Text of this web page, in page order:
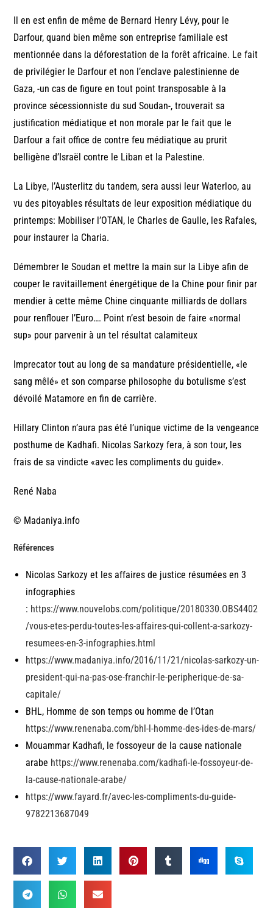
Il en est enfin de même de Bernard Henry Lévy, pour le
Darfour, quand bien même son entreprise familiale est
mentionnée dans la déforestation de la forêt africaine. Le fait
de privilégier le Darfour et non l’enclave palestinienne de
Gaza, -un cas de figure en tout point transposable à la
province sécessionniste du sud Soudan-, trouverait sa
justification médiatique et non morale par le fait que le
Darfour a fait office de contre feu médiatique au prurit
belligène d’Israël contre le Liban et la Palestine.
La Libye, l’Austerlitz du tandem, sera aussi leur Waterloo, au
vu des pitoyables résultats de leur exposition médiatique du
printemps: Mobiliser l’OTAN, le Charles de Gaulle, les Rafales,
pour instaurer la Charia.
Démembrer le Soudan et mettre la main sur la Libye afin de
couper le ravitaillement énergétique de la Chine pour finir par
mendier à cette même Chine cinquante milliards de dollars
pour renflouer l’Euro…. Point n’est besoin de faire «normal
sup» pour parvenir à un tel résultat calamiteux
Imprecator tout au long de sa mandature présidentielle, «le
sang mêlé» et son comparse philosophe du botulisme s’est
dévoilé Matamore en fin de carrière.
Hillary Clinton n’aura pas été l’unique victime de la vengeance
posthume de Kadhafi. Nicolas Sarkozy fera, à son tour, les
frais de sa vindicte «avec les compliments du guide».
René Naba
© Madaniya.info
Références
Nicolas Sarkozy et les affaires de justice résumées en 3
infographies
: https://www.nouvelobs.com/politique/20180330.OBS4402
/vous-etes-perdu-toutes-les-affaires-qui-collent-a-sarkozy-
resumees-en-3-infographies.html
https://www.madaniya.info/2016/11/21/nicolas-sarkozy-un-
president-qui-na-pas-ose-franchir-le-peripherique-de-sa-
capitale/
BHL, Homme de son temps ou homme de l’Otan
https://www.renenaba.com/bhl-l-homme-des-ides-de-mars/
Mouammar Kadhafi, le fossoyeur de la cause nationale
arabe https://www.renenaba.com/kadhafi-le-fossoyeur-de-
la-cause-nationale-arabe/
https://www.fayard.fr/avec-les-compliments-du-guide-
9782213687049